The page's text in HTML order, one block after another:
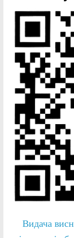
Видача